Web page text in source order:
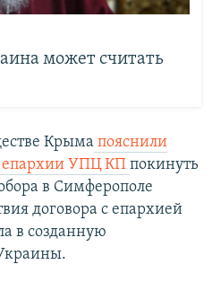
может считать
Крыма пояснили
епархии УПЦ КП покинуть
в Симферополе
договора с епархией
в созданную